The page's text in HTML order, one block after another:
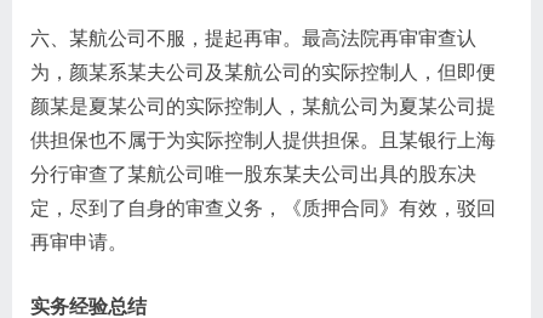
六、某航公司不服，提起再审。最高法院再审审查认
为，颜某系某夫公司及某航公司的实际控制人，但即便
颜某是夏某公司的实际控制人，某航公司为夏某公司提
供担保也不属于为实际控制人提供担保。且某银行上海
分行审查了某航公司唯一股东某夫公司出具的股东决
定，尽到了自身的审查义务，《质押合同》有效，驳回
再审申请。
实务经验总结